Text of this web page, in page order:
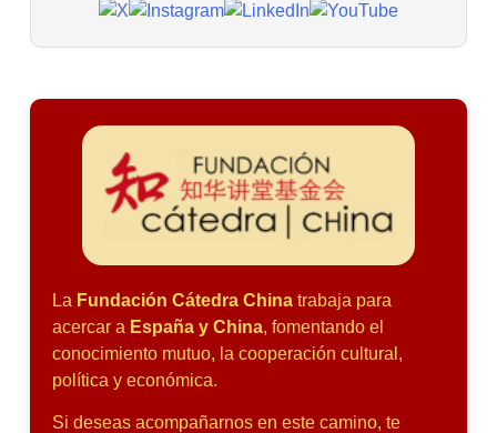
La Fundación Cátedra China trabaja para
acercar a España y China, fomentando el
conocimiento mutuo, la cooperación cultural,
política y económica.
Si deseas acompañarnos en este camino, te